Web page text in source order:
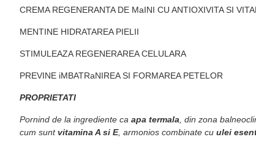
CREMA REGENERANTA DE MaINI CU ANTIOXIVITA SI
MENTINE HIDRATAREA PIELII
STIMULEAZA REGENERAREA CELULARA
PREVINE iMBATRaNIREA SI FORMAREA PETELOR
PROPRIETATI
Pornind de la ingrediente ca apa termala , din zona
cum suntvitamina A si E, armonios combinate cu ulei